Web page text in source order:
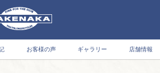
お客様の声 ギャラリー 店舗情報